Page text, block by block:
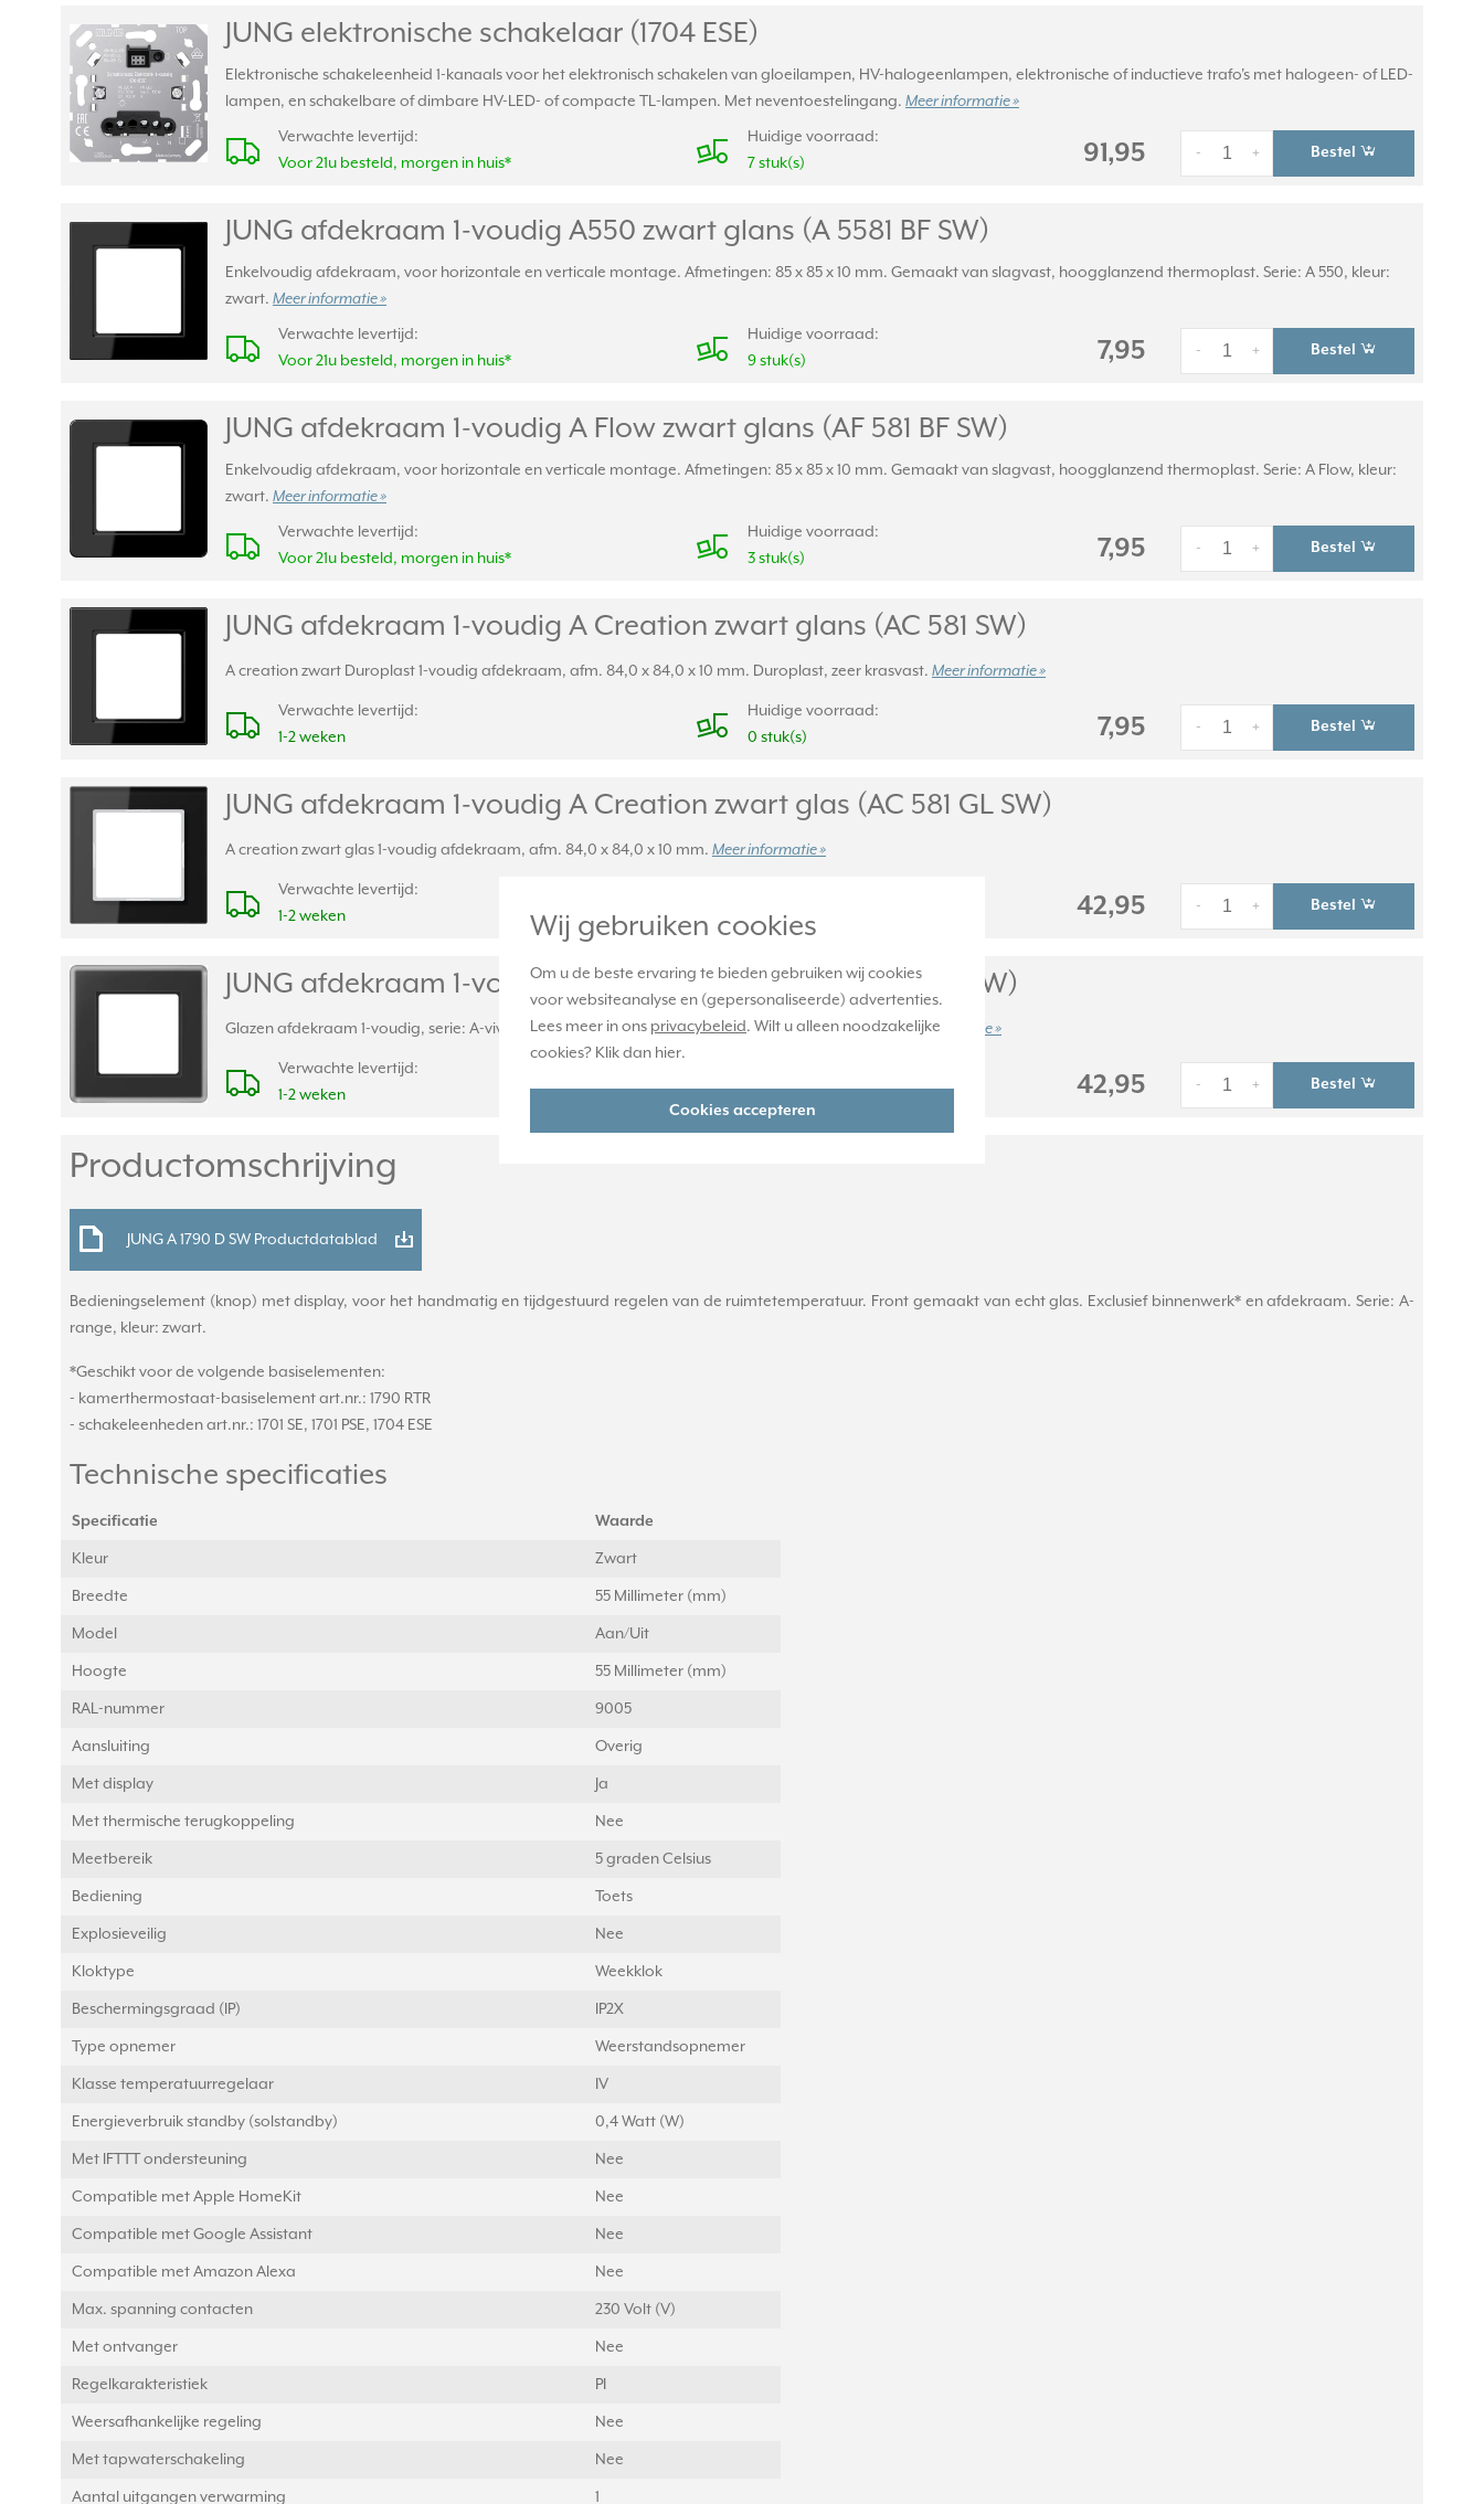
Wij gebruiken cookies
Om u de beste ervaring te bieden gebruiken wij cookies
voor websiteanalyse en (gepersonaliseerde) advertenties.
Lees meer in ons privacybeleid. Wilt u alleen noodzakelijke
cookies? Klik dan hier.
Cookies accepteren
JUNG elektronische schakelaar (1704 ESE)
Elektronische schakeleenheid 1-kanaals voor het elektronisch schakelen van gloeilampen, HV-halogeenlampen, elektronische of inductieve trafo's met halogeen- of LED-
lampen, en schakelbare of dimbare HV-LED- of compacte TL-lampen. Met neventoestelingang. Meer informatie »
Verwachte levertijd:
Voor 21u besteld, morgen in huis*
Huidige voorraad:
7 stuk(s)
91,95 +
- Bestel
JUNG afdekraam 1-voudig A550 zwart glans (A 5581 BF SW)
Enkelvoudig afdekraam, voor horizontale en verticale montage. Afmetingen: 85 x 85 x 10 mm. Gemaakt van slagvast, hoogglanzend thermoplast. Serie: A 550, kleur:
zwart. Meer informatie »
Verwachte levertijd:
Voor 21u besteld, morgen in huis*
Huidige voorraad:
9 stuk(s)
7,95 +
- Bestel
JUNG afdekraam 1-voudig A Flow zwart glans (AF 581 BF SW)
Enkelvoudig afdekraam, voor horizontale en verticale montage. Afmetingen: 85 x 85 x 10 mm. Gemaakt van slagvast, hoogglanzend thermoplast. Serie: A Flow, kleur:
zwart. Meer informatie »
Verwachte levertijd:
Voor 21u besteld, morgen in huis*
Huidige voorraad:
3 stuk(s)
7,95 +
- Bestel
JUNG afdekraam 1-voudig A Creation zwart glans (AC 581 SW)
A creation zwart Duroplast 1-voudig afdekraam, afm. 84,0 x 84,0 x 10 mm. Duroplast, zeer krasvast. Meer informatie »
Verwachte levertijd:
1-2 weken
Huidige voorraad:
0 stuk(s)
7,95 +
- Bestel
JUNG afdekraam 1-voudig A Creation zwart glas (AC 581 GL SW)
A creation zwart glas 1-voudig afdekraam, afm. 84,0 x 84,0 x 10 mm. Meer informatie »
Verwachte levertijd:
1-2 weken
0 stuk(s)
42,95 +
- Bestel
JUNG afdekraam 1-voudig A Viva zwart glas (AV 581 GLM SW)
Glazen afdekraam 1-voudig, serie: A-viva, kleur: zwart. Afmetingen (l x b x d): 90 x 90 x 10 mm.Meer informatie »
Verwachte levertijd:
1-2 weken
42,95 +
- Bestel
Productomschrijving
JUNG A 1790 D SW Productdatablad
Bedieningselement (knop) met display, voor het handmatig en tijdgestuurd regelen van de ruimtetemperatuur. Front gemaakt van echt glas. Exclusief binnenwerk* en afdekraam. Serie: A-
range, kleur: zwart.
*Geschikt voor de volgende basiselementen:
- kamerthermostaat-basiselement art.nr.: 1790 RTR
- schakeleenheden art.nr.: 1701 SE, 1701 PSE, 1704 ESE
Technische specificaties
Specificatie Waarde
Kleur Zwart
Breedte 55 Millimeter (mm)
Model Aan/Uit
Hoogte 55 Millimeter (mm)
RAL-nummer 9005
Aansluiting Overig
Met display Ja
Met thermische terugkoppeling Nee
Meetbereik 5 graden Celsius
Bediening Toets
Explosieveilig Nee
Kloktype Weekklok
Beschermingsgraad (IP) IP2X
Type opnemer Weerstandsopnemer
Klasse temperatuurregelaar IV
Energieverbruik standby (solstandby) 0,4 Watt (W)
Met IFTTT ondersteuning Nee
Compatible met Apple HomeKit Nee
Compatible met Google Assistant Nee
Compatible met Amazon Alexa Nee
Max. spanning contacten 230 Volt (V)
Met ontvanger Nee
Regelkarakteristiek PI
Weersafhankelijke regeling Nee
Met tapwaterschakeling Nee
Aantal uitgangen verwarming 1